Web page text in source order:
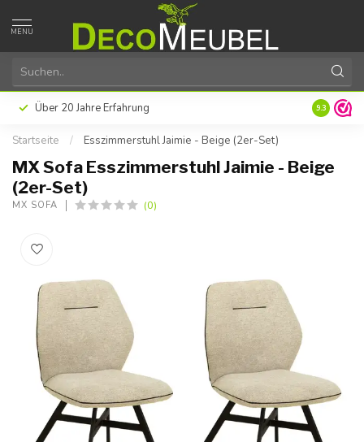
MENU
Über 20 Jahre Erfahrung 9.3
Startseite / Esszimmerstuhl Jaimie - Beige (2er-Set)
MX Sofa Esszimmerstuhl Jaimie - Beige
(2er-Set)
MX SOFA (0)